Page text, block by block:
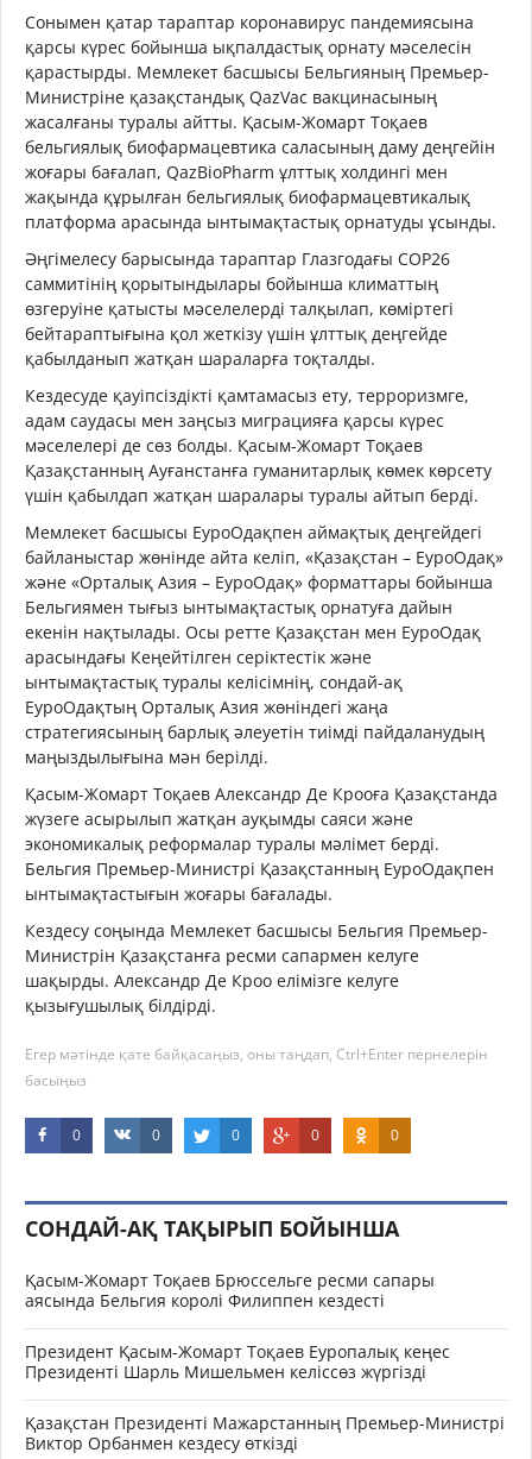
Сонымен қатар тараптар коронавирус пандемиясына
қарсы күрес бойынша ықпалдастық орнату мәселесін
қарастырды. Мемлекет басшысы Бельгияның Премьер-
Министріне қазақстандық QazVac вакцинасының
жасалғаны туралы айтты. Қасым-Жомарт Тоқаев
бельгиялық биофармацевтика саласының даму деңгейін
жоғары бағалап, QazBioPharm ұлттық холдингі мен
жақында құрылған бельгиялық биофармацевтикалық
платформа арасында ынтымақтастық орнатуды ұсынды.
Әңгімелесу барысында тараптар Глазгодағы СОР26
саммитінің қорытындылары бойынша климаттың
өзгеруіне қатысты мәселелерді талқылап, көміртегі
бейтараптығына қол жеткізу үшін ұлттық деңгейде
қабылданып жатқан шараларға тоқталды.
Кездесуде қауіпсіздікті қамтамасыз ету, терроризмге,
адам саудасы мен заңсыз миграцияға қарсы күрес
мәселелері де сөз болды. Қасым-Жомарт Тоқаев
Қазақстанның Ауғанстанға гуманитарлық көмек көрсету
үшін қабылдап жатқан шаралары туралы айтып берді.
Мемлекет басшысы ЕуроОдақпен аймақтық деңгейдегі
байланыстар жөнінде айта келіп, «Қазақстан – ЕуроОдақ»
және «Орталық Азия – ЕуроОдақ» форматтары бойынша
Бельгиямен тығыз ынтымақтастық орнатуға дайын
екенін нақтылады. Осы ретте Қазақстан мен ЕуроОдақ
арасындағы Кеңейтілген серіктестік және
ынтымақтастық туралы келісімнің, сондай-ақ
ЕуроОдақтың Орталық Азия жөніндегі жаңа
стратегиясының барлық әлеуетін тиімді пайдаланудың
маңыздылығына мән берілді.
Қасым-Жомарт Тоқаев Александр Де Крооға Қазақстанда
жүзеге асырылып жатқан ауқымды саяси және
экономикалық реформалар туралы мәлімет берді.
Бельгия Премьер-Министрі Қазақстанның ЕуроОдақпен
ынтымақтастығын жоғары бағалады.
Кездесу соңында Мемлекет басшысы Бельгия Премьер-
Министрін Қазақстанға ресми сапармен келуге
шақырды. Александр Де Кроо елімізге келуге
қызығушылық білдірді.
Егер мәтінде қате байқасаңыз, оны таңдап, Ctrl+Enter пернелерін
басыңыз
0 0 0 0 0
СОНДАЙ-АҚ ТАҚЫРЫП БОЙЫНША
Қасым-Жомарт Тоқаев Брюссельге ресми сапары
аясында Бельгия королі Филиппен кездесті
Президент Қасым-Жомарт Тоқаев Еуропалық кеңес
Президенті Шарль Мишельмен келіссөз жүргізді
Қазақстан Президенті Мажарстанның Премьер-Министрі
Виктор Орбанмен кездесу өткізді